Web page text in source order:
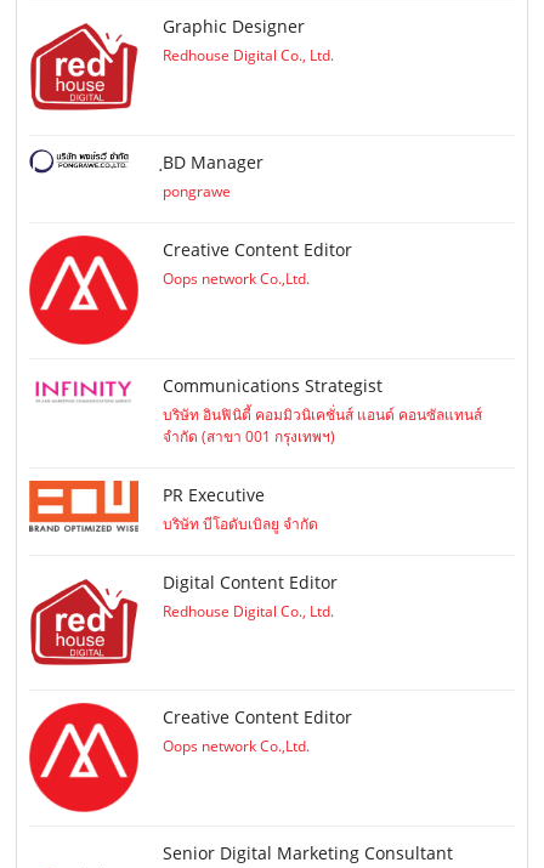
Graphic Designer
Redhouse Digital Co., Ltd.
ฺBD Manager
pongrawe
Creative Content Editor
Oops network Co.,Ltd.
Communications Strategist
บริษัท อินฟินิตี้ คอมมิวนิเคชั่นส์ แอนด์ คอนซัลแทนส์
จำกัด (สาขา 001 กรุงเทพฯ)
PR Executive
บริษัท บีโอดับเบิลยู จำกัด
Digital Content Editor
Redhouse Digital Co., Ltd.
Creative Content Editor
Oops network Co.,Ltd.
Senior Digital Marketing Consultant